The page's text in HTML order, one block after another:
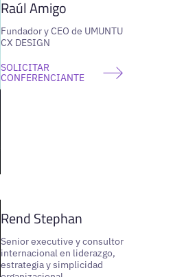
Raúl Amigo
Fundador y CEO de UMUNTU
CX DESIGN
SOLICITAR
CONFERENCIANTE
Rend Stephan
Senior executive y consultor
internacional en liderazgo,
estrategia y simplicidad